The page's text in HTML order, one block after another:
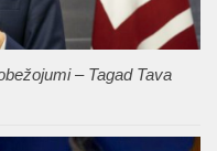
– Tagad Tava